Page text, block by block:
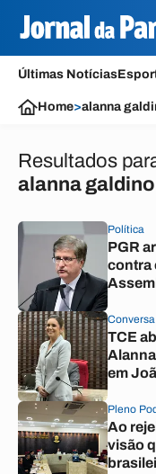
Últimas Notícias
Home>alanna
Resultados
alanna galdino
Política
PGR
contra
TCE
em
Pleno
Ao
visão